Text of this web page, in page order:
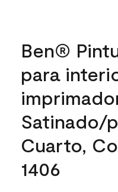
Ben®
para
Satinado/
Cuarto,
1406